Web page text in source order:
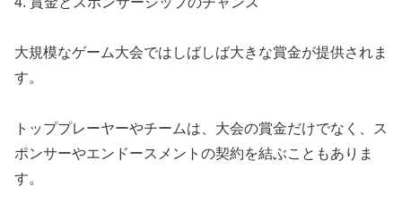
大規模なゲーム大会ではしばしば大きな賞金が提供されま
す。
トッププレーヤーやチームは、大会の賞金だけでなく、ス
ポンサーやエンドースメントの契約を結ぶこともありま
す。